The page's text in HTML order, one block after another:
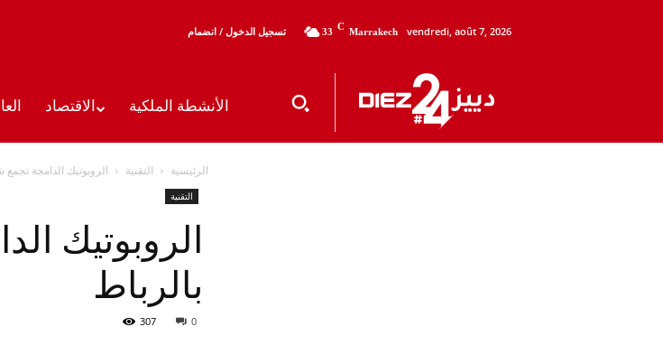
تسجيل الدخول / انضمام 33 C Marrakech vendredi, août 7, 2026
الاقتصاد الأنشطة الملكية
الرئيسية التقنية الروبوتيك الدامجة
التقنية
الروبوتيك
بالرباط
0
307